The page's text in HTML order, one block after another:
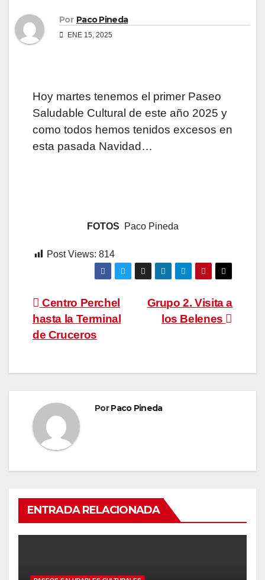
Por Paco Pineda
ENE 15, 2025
Hoy martes tenemos el primer Paseo
Saludable Cultural de este año 2025 y
como todos hemos tenidos excesos en
esta pasada Navidad…
FOTOS Paco Pineda
Post Views: 814
Navegación
de
Grupo 2. Visita a
los Belenes
Centro Perchel
hasta la Terminal
de Cruceros
PorPaco Pineda
ENTRADA RELACIONADA